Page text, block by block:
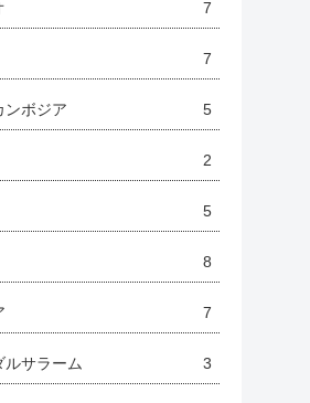
7
7
ンボジア 5
2
5
8
7
ルサラーム 3